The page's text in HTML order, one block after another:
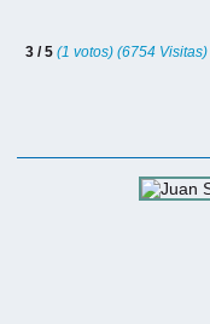
3 / 5(1 votos) (6754 Visitas)